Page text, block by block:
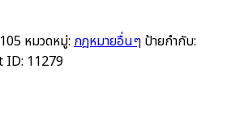
หมวดหมู่: กฎหมายอื่นๆ ป้ายกำกับ:
ID: 11279